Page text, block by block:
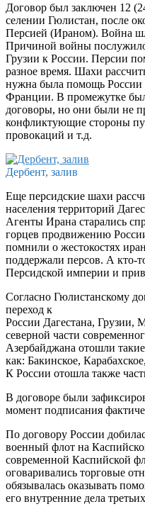
Договор был заключен 12
селении Гюлистан, после
Персией (Ираном). Война
Причиной войны
Грузии к России. Персии
разное время. Шахи
нужна была помощь России
Франции. В промежутке
договоры, но они были не
конфликтующие стороны
провокаций и т.д.
Дербент, залив
Еще персидские шахи
населения территорий
Агенты Ирана старались
горцев продвижению
помнили о жестокостях
поддержали персов. А кто-
Персидской империи и
Согласно Гюлистанскому
переход к
России Дагестана, Грузии,
северной части
Азербайджана отошли такие
как: Бакинское,
К России отошла также
В договоре были
момент подписания
По договору России
военный флот на
современной Каспийской
оговаривались торговые
обязывалась оказывать
его внутренние дела